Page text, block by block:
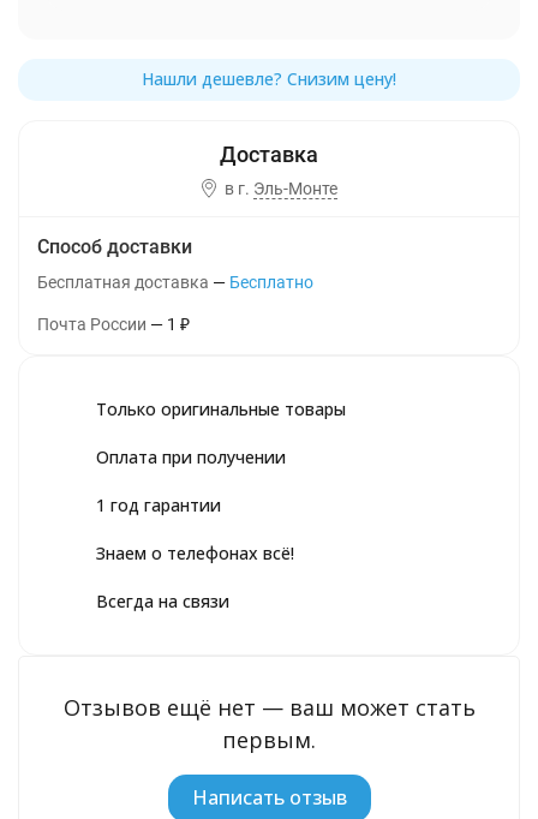
в г. Эль-Монте
Способ доставки
Бесплатная доставка Бесплатно
Почта России 1 ₽
Только оригинальные товары
Оплата при получении
1 год гарантии
Знаем о телефонах всё!
Всегда на связи
Отзывов ещё нет — ваш может стать
первым.
Написать отзыв